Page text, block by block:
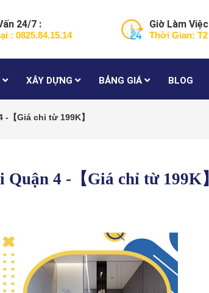
24/7 :
: 0825.84.15.14
Giờ Làm
Thời Gian: T2
XÂY DỰNG BẢNG GIÁ BLOG
【Giá chỉ từ 199K】
4 -【Giá chỉ từ 199K】